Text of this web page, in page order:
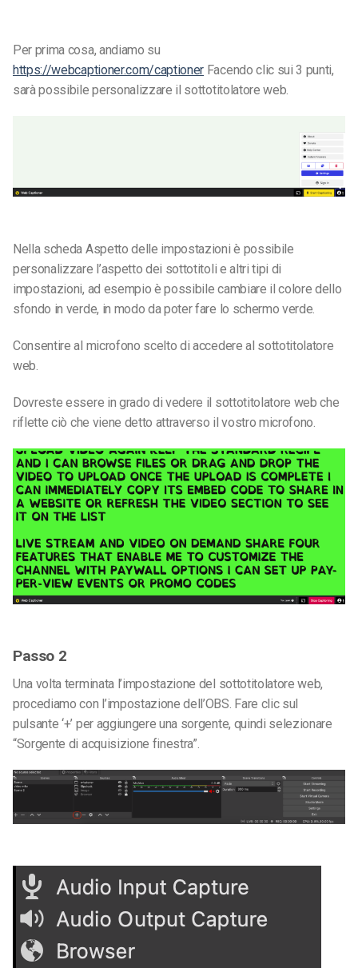
Per prima cosa, andiamo su
https://webcaptioner.com/captioner Facendo clic sui 3 punti,
sarà possibile personalizzare il sottotitolatore web.
Nella scheda Aspetto delle impostazioni è possibile
personalizzare l’aspetto dei sottotitoli e altri tipi di
impostazioni, ad esempio è possibile cambiare il colore dello
sfondo in verde, in modo da poter fare lo schermo verde.
Consentire al microfono scelto di accedere al sottotitolatore
web.
Dovreste essere in grado di vedere il sottotitolatore web che
riflette ciò che viene detto attraverso il vostro microfono.
Passo 2
Una volta terminata l’impostazione del sottotitolatore web,
procediamo con l’impostazione dell’OBS. Fare clic sul
pulsante ‘+’ per aggiungere una sorgente, quindi selezionare
“Sorgente di acquisizione finestra”.